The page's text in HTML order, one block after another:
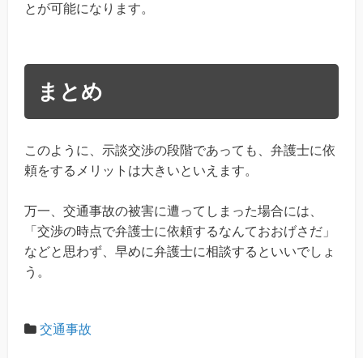
とが可能になります。
まとめ
このように、示談交渉の段階であっても、弁護士に依
頼をするメリットは大きいといえます。
万一、交通事故の被害に遭ってしまった場合には、
「交渉の時点で弁護士に依頼するなんておおげさだ」
などと思わず、早めに弁護士に相談するといいでしょ
う。
交通事故